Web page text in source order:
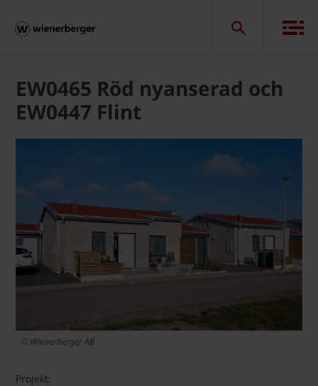
EW0465 Röd nyanserad och
EW0447 Flint
© Wienerberger AB
Projekt: